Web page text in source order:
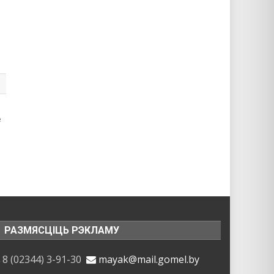
РАЗМЯСЦІЦЬ РЭКЛАМУ
8 (02344) 3-91-30 mayak@mail.gomel.by